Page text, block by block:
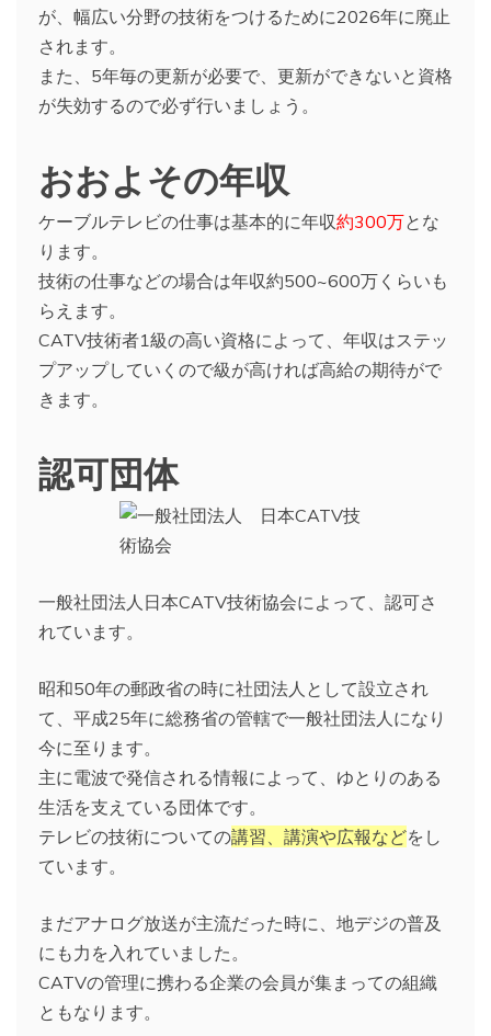
が、幅広い分野の技術をつけるために2026年に廃止
されます。
また、5年毎の更新が必要で、更新ができないと資格
が失効するので必ず行いましょう。
おおよその年収
ケーブルテレビの仕事は基本的に年収約300万とな
ります。
技術の仕事などの場合は年収約500~600万くらいも
らえます。
CATV技術者1級の高い資格によって、年収はステッ
プアップしていくので級が高ければ高給の期待がで
きます。
認可団体
一般社団法人日本CATV技術協会によって、認可さ
れています。
昭和50年の郵政省の時に社団法人として設立され
て、平成25年に総務省の管轄で一般社団法人になり
今に至ります。
主に電波で発信される情報によって、ゆとりのある
生活を支えている団体です。
テレビの技術についての講習、講演や広報などをし
ています。
まだアナログ放送が主流だった時に、地デジの普及
にも力を入れていました。
CATVの管理に携わる企業の会員が集まっての組織
ともなります。